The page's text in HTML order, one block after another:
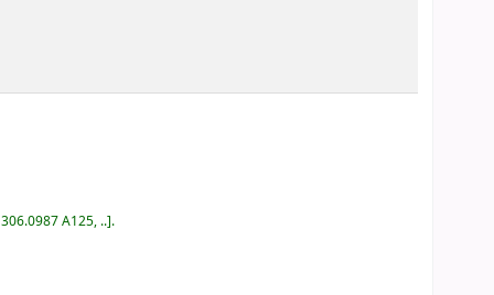
306.0987 A125, .. .